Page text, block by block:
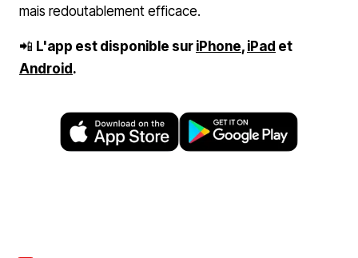
mais redoutablement efficace.
📲 L'app est disponible sur iPhone, iPad et
Android .